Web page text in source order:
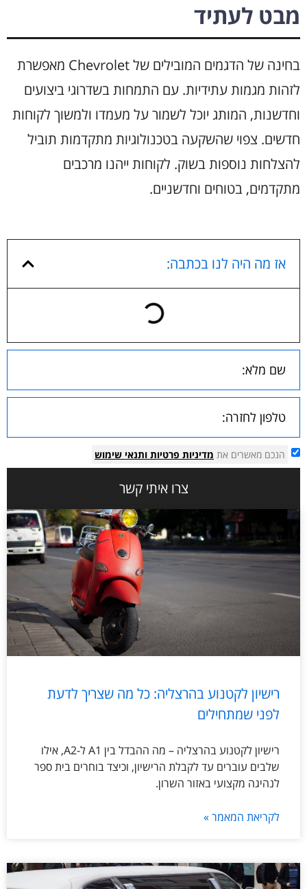
מבט לעתיד
בחינה של הדגמים המובילים של Chevrolet מאפשרת
לזהות מגמות עתידיות. עם התמחות בשדרוגי ביצועים
וחדשנות, המותג יוכל לשמור על מעמדו ולמשוך לקוחות
חדשים. צפוי שהשקעה בטכנולוגיות מתקדמות תוביל
להצלחות נוספות בשוק. לקוחות ייהנו מרכבים
מתקדמים, בטוחים וחדשניים.
אז מה היה לנו בכתבה:
הנכם מאשרים את מדיניות פרטיות ותנאי שימוש
צרו איתי קשר
רישיון לקטנוע בהרצליה: כל מה שצריך לדעת
לפני שמתחילים
רישיון לקטנוע בהרצליה – מה ההבדל בין A1 ל-A2, אילו
שלבים עוברים עד לקבלת הרישיון, וכיצד בוחרים בית ספר
לנהיגה מקצועי באזור השרון.
לקריאת המאמר »